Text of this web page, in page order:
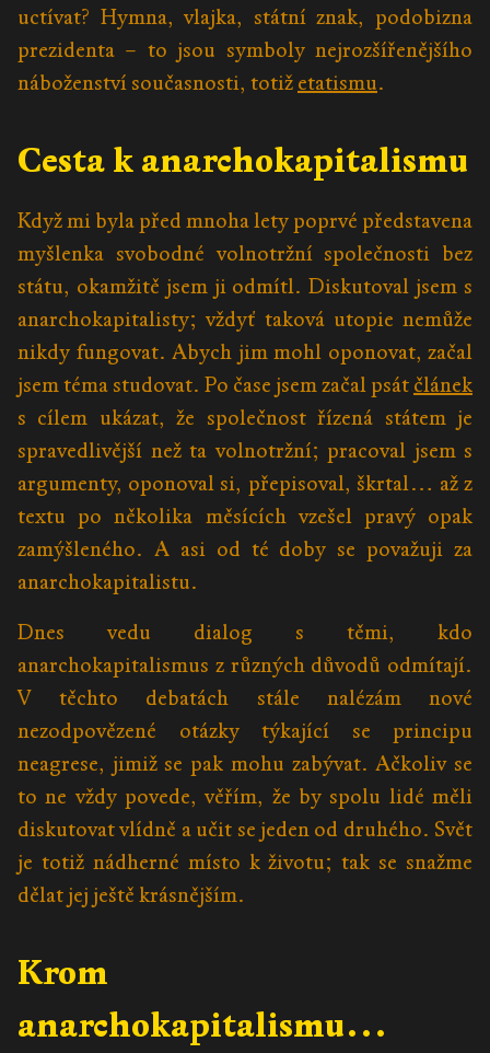
uctívat? Hymna, vlajka, státní znak, podobizna
prezidenta – to jsou symboly nejrozšířenějšího
náboženství současnosti, totiž etatismu.
Cesta k anarchokapitalismu
Když mi byla před mnoha lety poprvé představena
myšlenka svobodné volnotržní společnosti bez
státu, okamžitě jsem ji odmítl. Diskutoval jsem s
anarchokapitalisty; vždyť taková utopie nemůže
nikdy fungovat. Abych jim mohl oponovat, začal
jsem téma studovat. Po čase jsem začal psát článek
s cílem ukázat, že společnost řízená státem je
spravedlivější než ta volnotržní; pracoval jsem s
argumenty, oponoval si, přepisoval, škrtal… až z
textu po několika měsících vzešel pravý opak
zamýšleného. A asi od té doby se považuji za
anarchokapitalistu.
Dnes vedu dialog s těmi, kdo
anarchokapitalismus z různých důvodů odmítají.
V těchto debatách stále nalézám nové
nezodpovězené otázky týkající se principu
neagrese, jimiž se pak mohu zabývat. Ačkoliv se
to ne vždy povede, věřím, že by spolu lidé měli
diskutovat vlídně a učit se jeden od druhého. Svět
je totiž nádherné místo k životu; tak se snažme
dělat jej ještě krásnějším.
Krom
anarchokapitalismu…